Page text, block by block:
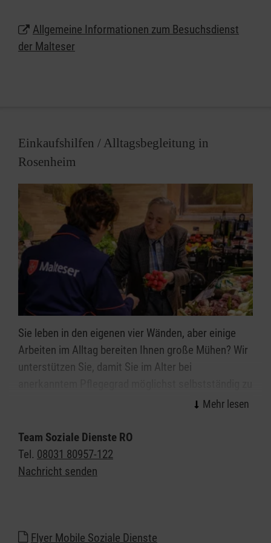
Sie möchten besucht werden oder mit Besuchen
etwas Abwechslung in der Leben älterer Menschen
Allgemeine Informationen zum Besuchsdienst
der Malteser
Einkaufshilfen / Alltagsbegleitung in
Rosenheim
Sie leben in den eigenen vier Wänden, aber einige
Arbeiten im Alltag bereiten Ihnen große Mühen? Wir
unterstützen Sie, damit Sie im Alter bei
Mit Hilfe der Alltagsbegleitung (gem. § 45a SGB XI)
sollen Pflegebedürftige beim Umgang mit
allgemeinen und pflegebedingten Anforderungen
des Alltags unterstützt werden, um die
Team Soziale Dienste RO
Tel. 08031 80957-122
Nachricht senden
Flyer Mobile Soziale Dienste